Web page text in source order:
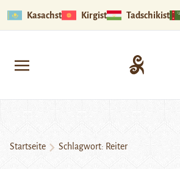
Kasachstan Kirgistan Tadschikistan
Startseite Schlagwort: Reiter